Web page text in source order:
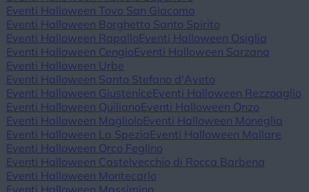
Eventi Halloween Tovo San Giacomo
Eventi Halloween Borghetto Santo Spirito
Eventi Halloween RapalloEventi Halloween Osiglia
Eventi Halloween CengioEventi Halloween Sarzana
Eventi Halloween Urbe
Eventi Halloween Santo Stefano d'Aveto
Eventi Halloween GiusteniceEventi Halloween Rezzoaglio
Eventi Halloween QuilianoEventi Halloween Onzo
Eventi Halloween MaglioloEventi Halloween Moneglia
Eventi Halloween La Spezia Eventi Halloween Mallare
Eventi Halloween Orco Feglino
Eventi Halloween Castelvecchio di Rocca Barbena
Eventi Halloween Montecarlo